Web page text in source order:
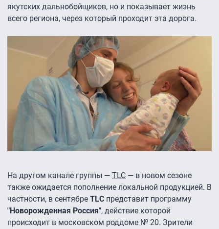
якутских дальнобойщиков, но и показывает жизнь
всего региона, через который проходит эта дорога.
На другом канале группы — TLC — в новом сезоне
также ожидается пополнение локальной продукцией. В
частности, в сентябре TLC представит программу
"Новорожденная Россия", действие которой
происходит в московском роддоме № 20. Зрители